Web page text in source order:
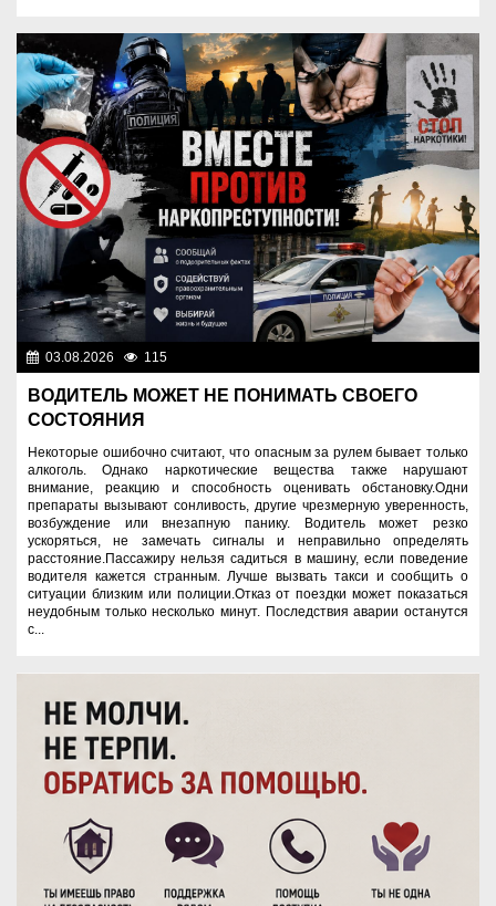
03.08.2026 115
ВОДИТЕЛЬ МОЖЕТ НЕ ПОНИМАТЬ СВОЕГО
СОСТОЯНИЯ
Некоторые ошибочно считают, что опасным за рулем бывает только
алкоголь. Однако наркотические вещества также нарушают
внимание, реакцию и способность оценивать обстановку.Одни
препараты вызывают сонливость, другие чрезмерную уверенность,
возбуждение или внезапную панику. Водитель может резко
ускоряться, не замечать сигналы и неправильно определять
расстояние.Пассажиру нельзя садиться в машину, если поведение
водителя кажется странным. Лучше вызвать такси и сообщить о
ситуации близким или полиции.Отказ от поездки может показаться
неудобным только несколько минут. Последствия аварии останутся
с...